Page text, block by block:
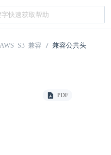
AWS S3 兼容 兼容公共头
PDF